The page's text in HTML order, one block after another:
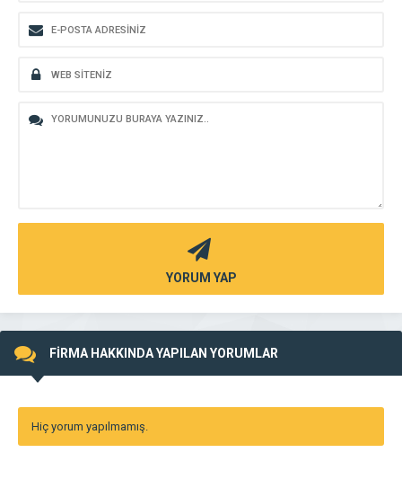
YORUM YAP
FİRMA HAKKINDA YAPILAN YORUMLAR
Hiç yorum yapılmamış.